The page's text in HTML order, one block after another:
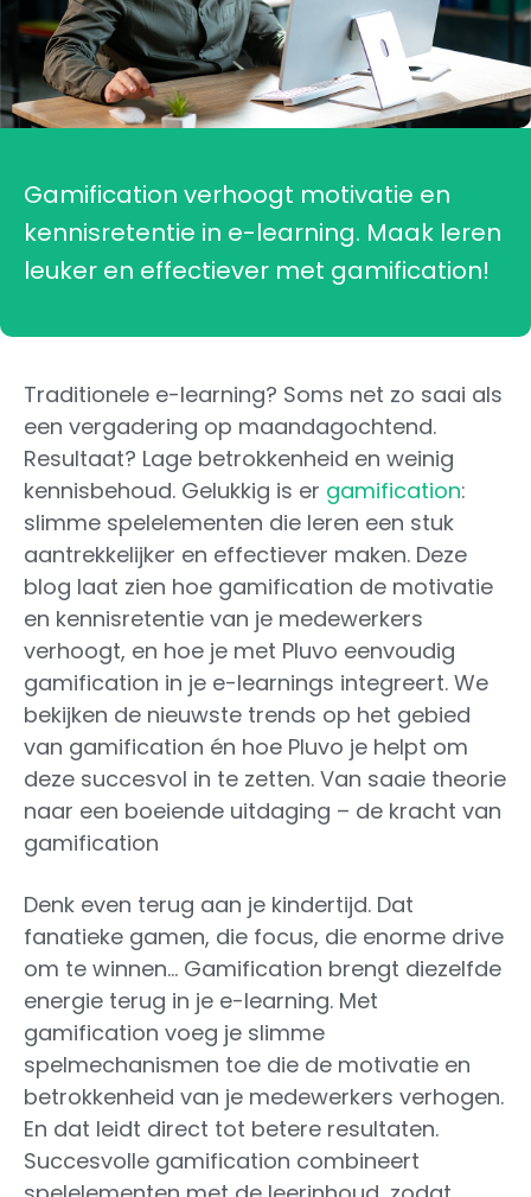
Gamification verhoogt motivatie en
kennisretentie in e-learning. Maak leren
leuker en effectiever met gamification!
Traditionele e-learning? Soms net zo saai als
een vergadering op maandagochtend.
Resultaat? Lage betrokkenheid en weinig
kennisbehoud. Gelukkig is er gamification:
slimme spelelementen die leren een stuk
aantrekkelijker en effectiever maken. Deze
blog laat zien hoe gamification de motivatie
en kennisretentie van je medewerkers
verhoogt, en hoe je met Pluvo eenvoudig
gamification in je e-learnings integreert. We
bekijken de nieuwste trends op het gebied
van gamification én hoe Pluvo je helpt om
deze succesvol in te zetten. Van saaie theorie
naar een boeiende uitdaging – de kracht van
gamification
Denk even terug aan je kindertijd. Dat
fanatieke gamen, die focus, die enorme drive
om te winnen… Gamification brengt diezelfde
energie terug in je e-learning. Met
gamification voeg je slimme
spelmechanismen toe die de motivatie en
betrokkenheid van je medewerkers verhogen.
En dat leidt direct tot betere resultaten.
Succesvolle gamification combineert